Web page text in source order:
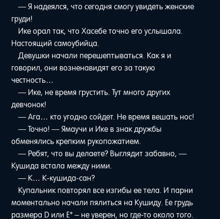
— Я надеялся, что сегодня смогу увидеть женские
груди!
Ике орал так, что Хасебе точно его услышала.
Настоящий самоубийца.
Девушки начали перешептываться. Как я и
говорил, они возненавидят его за такую
честность…
— Ике, не время грустить. Тут много других
девчонок!
— Ага… кто угодно сойдет. Не время вешать нос!
— Точно! — Ямаучи и Ике в знак дружбы
обменялись крепким рукопожатием.
— Ребят, что вы делаете? Выглядит забавно, —
Кушида встала между ними.
— К… К-кушида-сан?
Купальник повторял все изгибы ее тела. И парни
моментально начали пялиться на Кушиду. Ее грудь
размера D или E* – не уверен, но где-то около того.